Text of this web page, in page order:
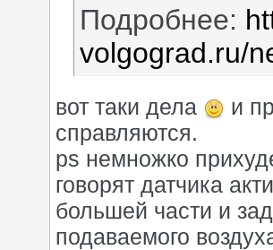
Подробнее:
volgograd.ru/
вот таки дела
и
справляются.
ps немножко
говорят датчика
большей части и
подаваемого